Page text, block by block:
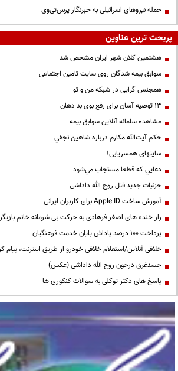
حمله نیروهای اسرائیلی به خبرنگار پرس‌تی‌وی
پربحث ترین عناوین
هشتمین کلان شهر ایران مشخص شد
سوابق بیمه شدگان روی سایت تامین اجتماعی
همجنس گرایی در شبکه من و تو
13 توصیه آسان برای رفع بوی بد دهان
مشاهده سامانه آنلاين سوابق بیمه
حكم آيت‌الله مكارم درباره شاهين نجفي
سایتهای همسریابی!
دعايي كه قطعا مستجاب مي‌شود
جزئیات جدید قتل روح الله داداشی
آموزش ساخت Apple ID برای کاربران ایرانی
راز خنده های اصغر فرهادی به حرکت بی شرمانه خانم
پرداخت ۱۰۰ درصد پاداش پایان خدمت فرهنگیان
خلافی آنلاین/استعلام خلافی خودرو از طریق اینترنت، پیام
جسدغرق درخون روح الله داداشی (عکس)
پاسخ های دکتر توکلی به سوالات کنکوری ها